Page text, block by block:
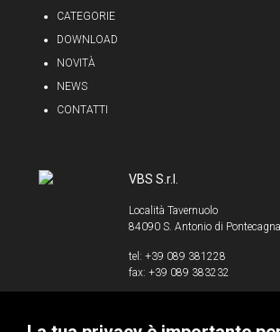
CATEGORIE
DOWNLOAD
NOVITÀ
NEWS
CONTATTI
VBS S.r.l.
Località Tavernuolo
84090 S. Antonio di
tel: +39 089 381228
fax: +39 089 383232